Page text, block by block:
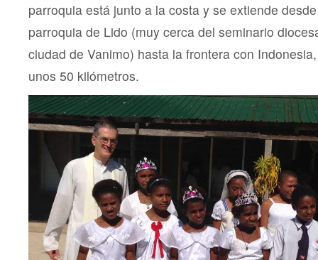
parroquia está junto a la costa y se extiende
parroquia de Lido (muy cerca del seminario
ciudad de Vanimo) hasta la frontera con
unos 50 kilómetros.